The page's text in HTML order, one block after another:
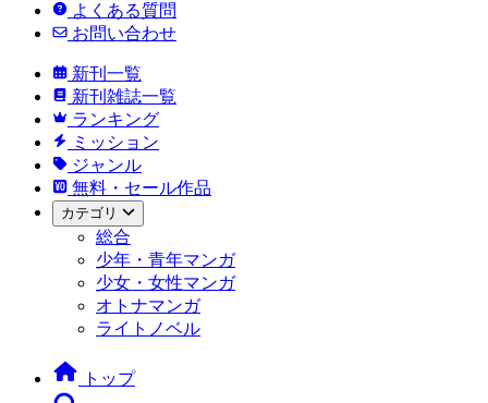
よくある質問
お問い合わせ
新刊一覧
新刊雑誌一覧
ランキング
ミッション
ジャンル
無料・セール作品
カテゴリ
総合
少年・青年マンガ
少女・女性マンガ
オトナマンガ
ライトノベル
トップ